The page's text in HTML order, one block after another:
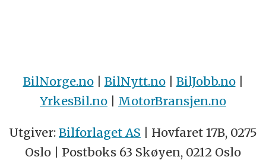
BilNorge.no| BilNytt.no| BilJobb.no|
YrkesBil.no | MotorBransjen.no
Utgiver: Bilforlaget AS | Hovfaret 17B, 0275
Oslo | Postboks 63 Skøyen, 0212 Oslo